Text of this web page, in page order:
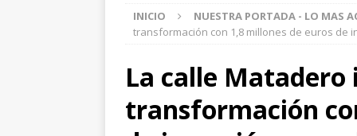
aire libre en el
la Diputación
[ julio 31, 2026
actualiza al
INICIO NUESTRA PORTADA - LO MAS
transformación con 1,8 millones de euros de
La calle Matadero
transformación